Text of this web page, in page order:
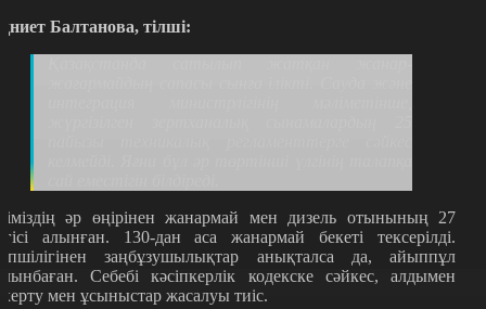
Балтанова, тілші:
әр өңірінен жанармай мен дизель отынының 27
алынған. 130-дан аса жанармай бекеті тексерілді.
заңбұзушылықтар анықталса да, айыппұл
Себебі кәсіпкерлік кодекске сәйкес, алдымен
мен ұсыныстар жасалуы тиіс.